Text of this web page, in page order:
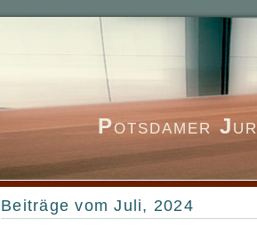
Potsdamer J
Beiträge vom Juli, 2024